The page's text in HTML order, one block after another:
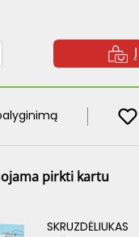
pirkti kartu
SKRUZDĖLIUKAS